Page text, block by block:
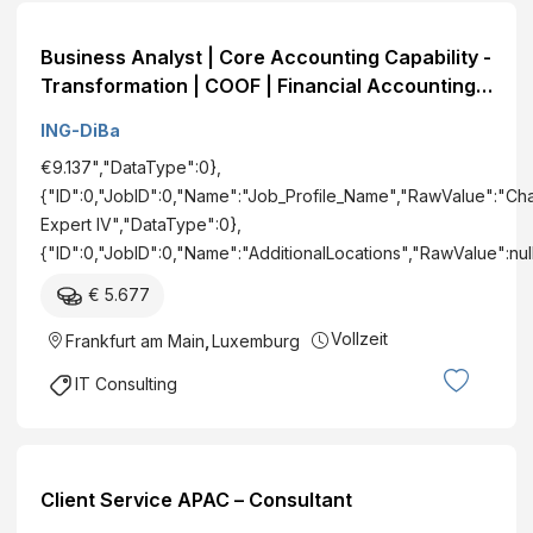
Business Analyst | Core Accounting Capability -
Transformation | COOF | Financial Accounting
ING-DiBa
€9.137","DataType":0},
Expert IV","DataType":0},
€ 5.677
Frankfurt am Main Luxemburg Vollzeit
IT Consulting
Client Service APAC – Consultant